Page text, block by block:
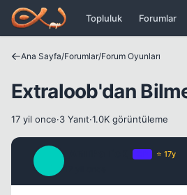
Icerige atla
Topluluk Forumlar
Ana Sayfa/Forumlar/Forum Oyunları
Extraloob'dan
17 yil once·3 Yanıt·1.0K görüntüleme
⭐ 17y